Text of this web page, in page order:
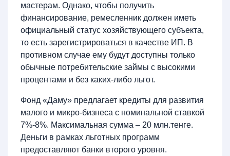
мастерам. Однако, чтобы получить
финансирование, ремесленник должен иметь
официальный статус хозяйствующего субъекта,
то есть зарегистрироваться в качестве ИП. В
противном случае ему будут доступны только
обычные потребительские займы с высокими
процентами и без каких-либо льгот.
Фонд «Даму» предлагает кредиты для развития
малого и микро-бизнеса с номинальной ставкой
7%-8%. Максимальная сумма – 20 млн.тенге.
Деньги в рамках льготных программ
предоставляют банки второго уровня.